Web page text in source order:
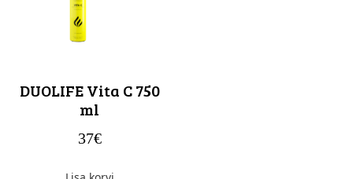
DUOLIFE Vita C 750
ml
€
37